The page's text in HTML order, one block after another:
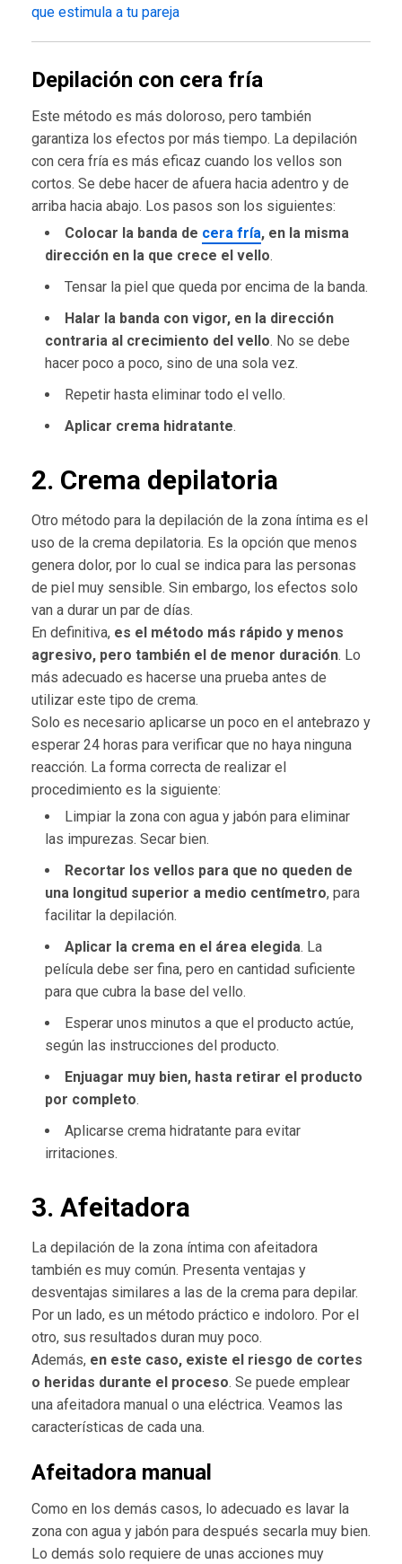
que estimula a tu pareja
Depilación con cera fría
Este método es más doloroso, pero también
garantiza los efectos por más tiempo. La depilación
con cera fría es más eficaz cuando los vellos son
cortos. Se debe hacer de afuera hacia adentro y de
arriba hacia abajo. Los pasos son los siguientes:
Colocar la banda de cera fría, en la misma
dirección en la que crece el vello.
Tensar la piel que queda por encima de la banda.
Halar la banda con vigor, en la dirección
contraria al crecimiento del vello. No se debe
hacer poco a poco, sino de una sola vez.
Repetir hasta eliminar todo el vello.
Aplicar crema hidratante.
2. Crema depilatoria
Otro método para la depilación de la zona íntima es el
uso de la crema depilatoria. Es la opción que menos
genera dolor, por lo cual se indica para las personas
de piel muy sensible. Sin embargo, los efectos solo
van a durar un par de días.
En definitiva, es el método más rápido y menos
agresivo, pero también el de menor duración. Lo
más adecuado es hacerse una prueba antes de
utilizar este tipo de crema.
Solo es necesario aplicarse un poco en el antebrazo y
esperar 24 horas para verificar que no haya ninguna
reacción. La forma correcta de realizar el
procedimiento es la siguiente:
Limpiar la zona con agua y jabón para eliminar
las impurezas. Secar bien.
Recortar los vellos para que no queden de
una longitud superior a medio centímetro, para
facilitar la depilación.
Aplicar la crema en el área elegida. La
película debe ser fina, pero en cantidad suficiente
para que cubra la base del vello.
Esperar unos minutos a que el producto actúe,
según las instrucciones del producto.
Enjuagar muy bien, hasta retirar el producto
por completo.
Aplicarse crema hidratante para evitar
irritaciones.
3. Afeitadora
La depilación de la zona íntima con afeitadora
también es muy común. Presenta ventajas y
desventajas similares a las de la crema para depilar.
Por un lado, es un método práctico e indoloro. Por el
otro, sus resultados duran muy poco.
Además, en este caso, existe el riesgo de cortes
o heridas durante el proceso. Se puede emplear
una afeitadora manual o una eléctrica. Veamos las
características de cada una.
Afeitadora manual
Como en los demás casos, lo adecuado es lavar la
zona con agua y jabón para después secarla muy bien.
Lo demás solo requiere de unas acciones muy